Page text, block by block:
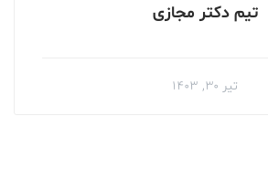
تیم دکتر مجازی
تیر ۳۰, ۱۴۰۳